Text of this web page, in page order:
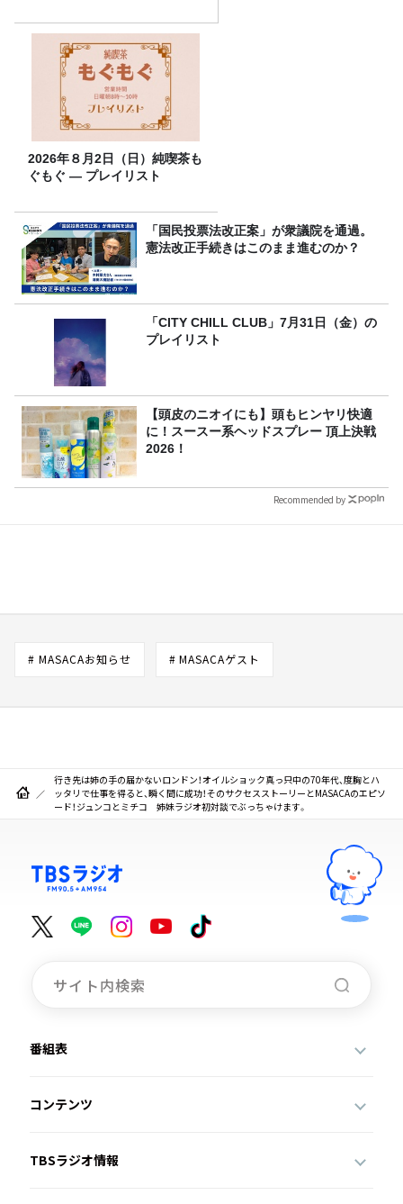
2026年８月2日（日）純喫茶も
ぐもぐ ― プレイリスト
「国民投票法改正案」が衆議院を通過。
憲法改正手続きはこのまま進むのか？
「CITY CHILL CLUB」7月31日（金）の
プレイリスト
【頭皮のニオイにも】頭もヒンヤリ快適
に！スースー系ヘッドスプレー 頂上決戦
2026！
Recommended by
# MASACAお知らせ # MASACAゲスト
行き先は姉の手の届かないロンドン！オイルショック真っ只中の70年代、度胸とハ
ッタリで仕事を得ると、瞬く間に成功！そのサクセスストーリーとMASACAのエピソ
ード！ジュンコとミチコ 姉妹ラジオ初対談でぶっちゃけます。
番組表
コンテンツ
TBSラジオ情報